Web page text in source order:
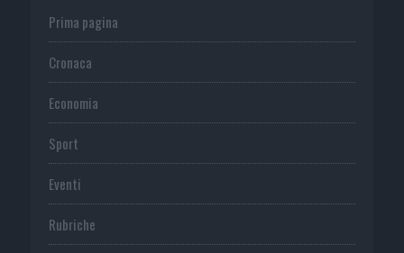
Prima pagina
Cronaca
Economia
Sport
Eventi
Rubriche